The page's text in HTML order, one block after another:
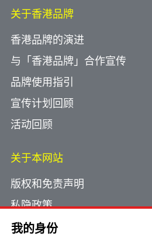
我的身份
关于香港品牌
香港品牌的演进
与「香港品牌」合作宣传
品牌使用指引
宣传计划回顾
活动回顾
关于本网站
版权和免责声明
私隐政策
使用小型文字档案